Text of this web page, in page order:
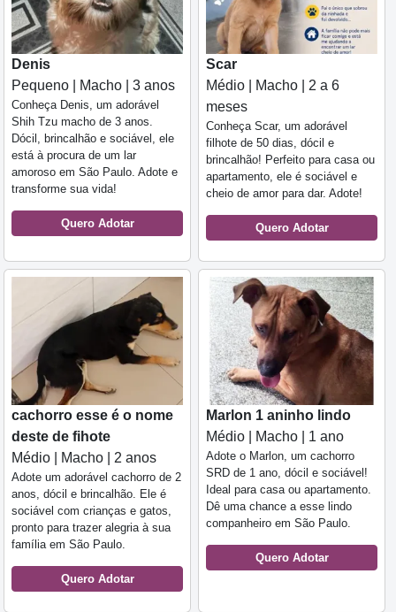
Denis
Pequeno | Macho | 3 anos
Conheça Denis, um adorável
Shih Tzu macho de 3 anos.
Dócil, brincalhão e sociável, ele
está à procura de um lar
amoroso em São Paulo. Adote e
transforme sua vida!
Quero Adotar
Scar
Médio | Macho | 2 a 6
meses
Conheça Scar, um adorável
filhote de 50 dias, dócil e
brincalhão! Perfeito para casa ou
apartamento, ele é sociável e
cheio de amor para dar. Adote!
Quero Adotar
cachorro esse é o nome
deste de fihote
Médio | Macho | 2 anos
Adote um adorável cachorro de 2
anos, dócil e brincalhão. Ele é
sociável com crianças e gatos,
pronto para trazer alegria à sua
família em São Paulo.
Quero Adotar
Marlon 1 aninho lindo
Médio | Macho | 1 ano
Adote o Marlon, um cachorro
SRD de 1 ano, dócil e sociável!
Ideal para casa ou apartamento.
Dê uma chance a esse lindo
companheiro em São Paulo.
Quero Adotar